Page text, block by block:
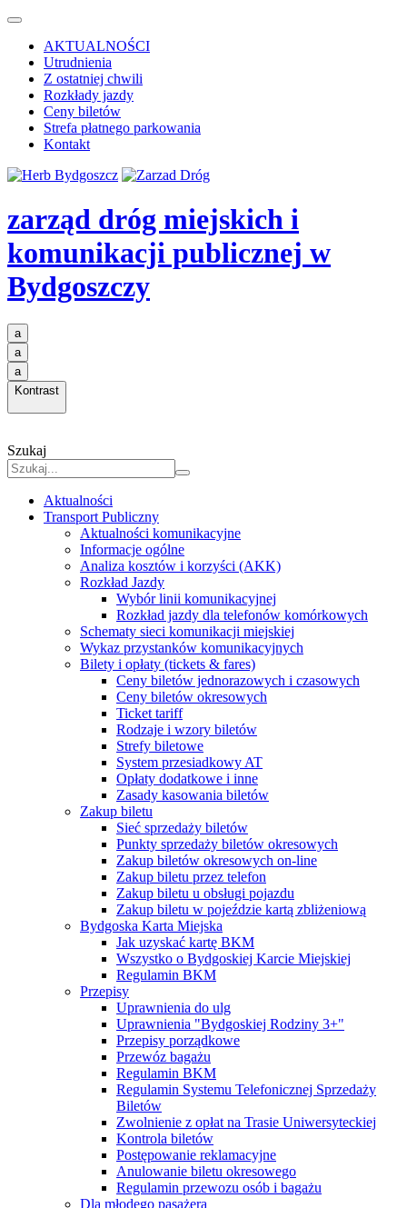
AKTUALNOŚCI
Utrudnienia
Z ostatniej chwili
Rozkłady jazdy
Ceny biletów
Strefa płatnego parkowania
Kontakt
zarząd dróg miejskich i
komunikacji publicznej w
Bydgoszczy
a
a
a
Kontrast
Szukaj
Aktualności
Transport Publiczny
Aktualności komunikacyjne
Informacje ogólne
Analiza kosztów i korzyści (AKK)
Rozkład Jazdy
Wybór linii komunikacyjnej
Rozkład jazdy dla telefonów komórkowych
Schematy sieci komunikacji miejskiej
Wykaz przystanków komunikacyjnych
Bilety i opłaty (tickets & fares)
Ceny biletów jednorazowych i czasowych
Ceny biletów okresowych
Ticket tariff
Rodzaje i wzory biletów
Strefy biletowe
System przesiadkowy AT
Opłaty dodatkowe i inne
Zasady kasowania biletów
Zakup biletu
Sieć sprzedaży biletów
Punkty sprzedaży biletów okresowych
Zakup biletów okresowych on-line
Zakup biletu przez telefon
Zakup biletu u obsługi pojazdu
Zakup biletu w pojeździe kartą zbliżeniową
Bydgoska Karta Miejska
Jak uzyskać kartę BKM
Wszystko o Bydgoskiej Karcie Miejskiej
Regulamin BKM
Przepisy
Uprawnienia do ulg
Uprawnienia "Bydgoskiej Rodziny 3+"
Przepisy porządkowe
Przewóz bagażu
Regulamin BKM
Regulamin Systemu Telefonicznej Sprzedaży
Biletów
Zwolnienie z opłat na Trasie Uniwersyteckiej
Kontrola biletów
Postępowanie reklamacyjne
Anulowanie biletu okresowego
Regulamin przewozu osób i bagażu
Dla młodego pasażera